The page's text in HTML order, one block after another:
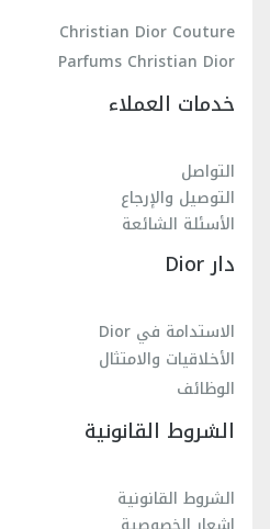
Christian Dior Couture
Parfums Christian Dior
خدمات العملاء
التواصل
التوصيل والإرجاع
الأسئلة الشائعة
دار Dior
الاستدامة في Dior
الأخلاقيات والامتثال
الوظائف
الشروط القانونية
الشروط القانونية